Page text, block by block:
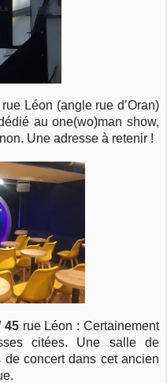
Léon (angle rue d’Oran)
au one(wo)man show,
Une adresse à retenir !
45rue Léon : Certainement
citées. Une salle de
concert dans cet ancien